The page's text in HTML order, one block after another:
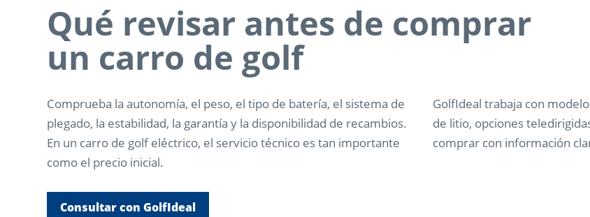
Qué revisar antes de comprar
un carro de golf
Comprueba la autonomía, el peso, el tipo de batería, el sistema de
plegado, la estabilidad, la garantía y la disponibilidad de recambios.
En un carro de golf eléctrico, el servicio técnico es tan importante
como el precio inicial.
GolfIdeal trabaja con
de litio, opciones
comprar con información
Consultar con GolfIdeal